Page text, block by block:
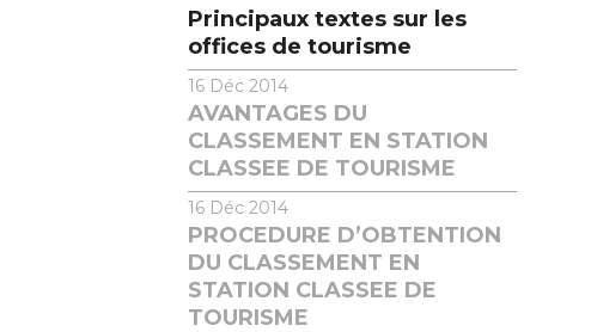
Principaux textes sur les
offices de tourisme
16 Déc 2014
AVANTAGES DU
CLASSEMENT EN STATION
CLASSEE DE TOURISME
16 Déc 2014
PROCEDURE D’OBTENTION
DU CLASSEMENT EN
STATION CLASSEE DE
TOURISME